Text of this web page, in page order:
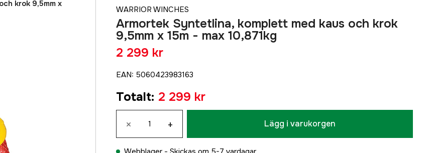
krok 9,5mm x
WARRIOR WINCHES
Armortek Syntetlina, komplett med kaus och krok
9,5mm x 15m - max 10,871kg
2 299 kr
EAN: 5060423983163
Totalt: 2 299 kr
× + Lägg i varukorgen